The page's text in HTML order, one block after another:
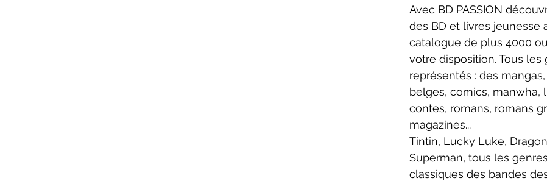
Avec BD PASSION
des BD et livres jeunesse
catalogue de plus 4000
votre disposition. Tous les
représentés : des
belges, comics, manwha,
contes, romans, romans
magazines...
Tintin, Lucky Luke,
Superman, tous les
classiques des bandes